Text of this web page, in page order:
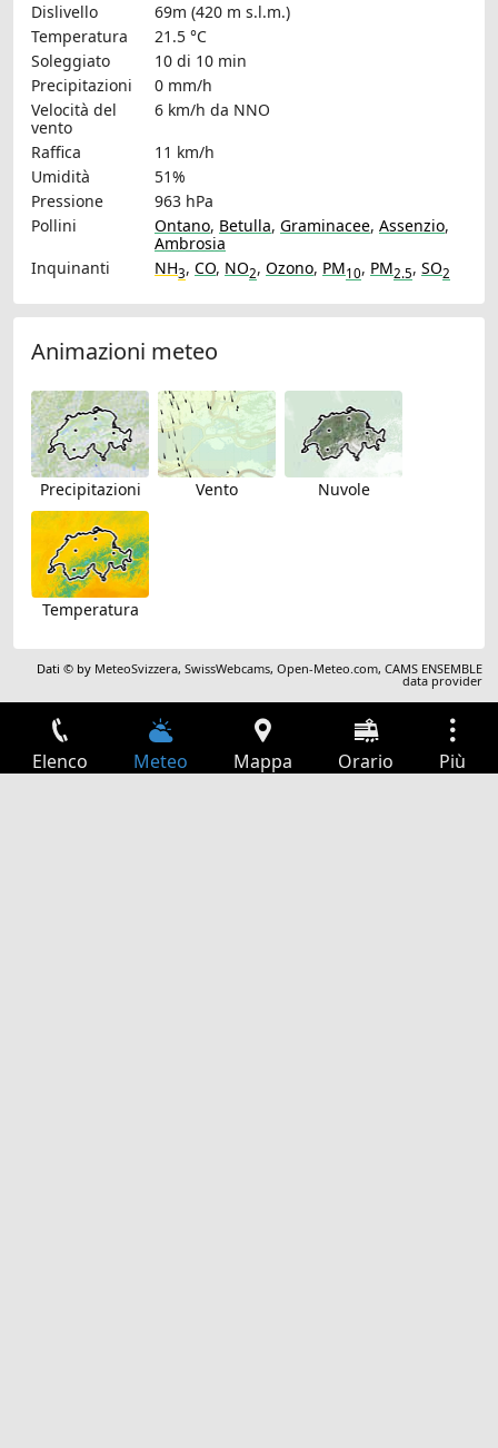
Dislivello
69m (420 m s.l.m.)
Temperatura
21.5 °C
Soleggiato
10 di 10 min
Precipitazioni
0 mm/h
Velocità del
vento
6 km/h da NNO
Raffica
11 km/h
Umidità
51%
Pressione
963 hPa
Pollini
Ontano, Betulla, Graminacee, Assenzio,
Ambrosia
Inquinanti
NH3, CO, NO2, Ozono, PM10, PM2.5, SO2
Animazioni meteo
Precipitazioni Vento Nuvole
Temperatura
Dati © by MeteoSvizzera,SwissWebcams,Open-Meteo.com,CAMS ENSEMBLE
data provider
Elenco Meteo Mappa Orario Più